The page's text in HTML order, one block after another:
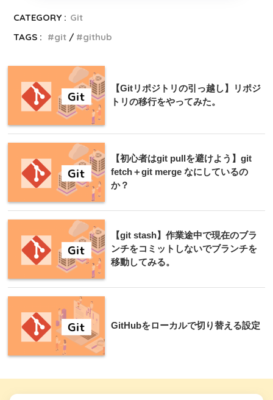
CATEGORY : Git
TAGS :
git github
【Gitリポジトリの引っ越し】リポジ
トリの移行をやってみた。
【初心者はgit pullを避けよう】git
fetch＋git merge なにしているの
か？
【git stash】作業途中で現在のブラ
ンチをコミットしないでブランチを
移動してみる。
GitHubをローカルで切り替える設定